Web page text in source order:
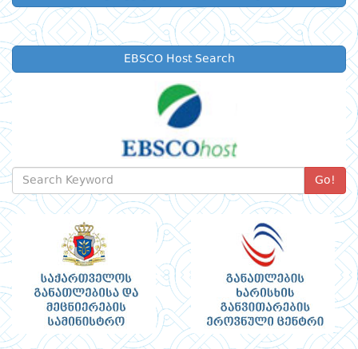
EBSCO Host Search
Go!